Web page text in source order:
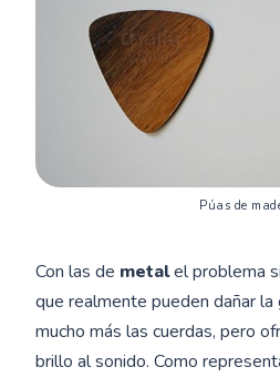
Púas de
Con las de metalel problema
que realmente pueden dañar
mucho más las cuerdas, pero
brillo al sonido. Como